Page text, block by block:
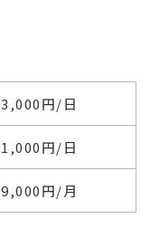
3,000円/日
1,000円/日
9,000円/月